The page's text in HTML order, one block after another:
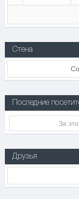
Стена
Последние
За
Друзья